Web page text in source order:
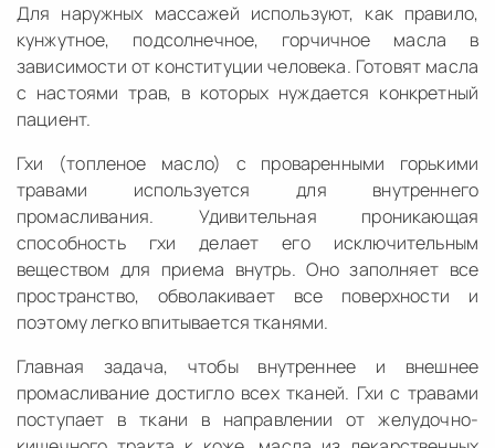
Для наружных массажей используют, как правило,
кунжутное, подсолнечное, горчичное масла в
зависимости от конституции человека. Готовят масла
с настоями трав, в которых нуждается конкретный
пациент.
Гхи (топленое масло) с проваренными горькими
травами используется для внутреннего
промасливания. Удивительная проникающая
способность гхи делает его исключительным
веществом для приема внутрь. Оно заполняет все
пространство, обволакивает все поверхности и
поэтому легко впитывается тканями.
Главная задача, чтобы внутреннее и внешнее
промасливание достигло всех тканей. Гхи с травами
поступает в ткани в направлении от желудочно-